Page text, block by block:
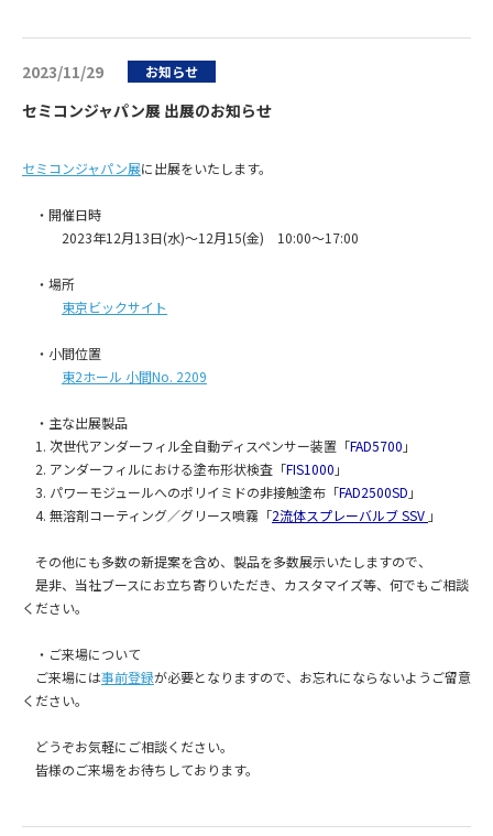
2023/11/29 お知らせ
セミコンジャパン展 出展のお知らせ
セミコンジャパン展に出展をいたします。
・開催日時
2023年12月13日(水)～12月15(金) 10:00～17:00
・場所
東京ビックサイト
・小間位置
東2ホール 小間No. 2209
・主な出展製品
1. 次世代アンダーフィル全自動ディスペンサー装置「FAD5700 」
2. アンダーフィルにおける塗布形状検査「FIS1000 」
3. パワーモジュールへのポリイミドの非接触塗布「FAD2500SD 」
4. 無溶剤コーティング／グリース噴霧「2流体スプレーバルブ SSV 」
その他にも多数の新提案を含め、製品を多数展示いたしますので、
是非、当社ブースにお立ち寄りいただき、カスタマイズ等、何でもご相談
ください。
・ご来場について
ご来場には事前登録が必要となりますので、お忘れにならないようご留意
ください。
どうぞお気軽にご相談ください。
皆様のご来場をお待ちしております。